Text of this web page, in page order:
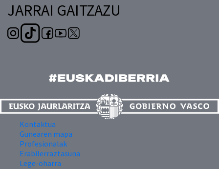
JARRAI GAITZAZU
Kontaktua
Gunearen mapa
Profesionalak
Erabilerraztasuna
Lege-oharra